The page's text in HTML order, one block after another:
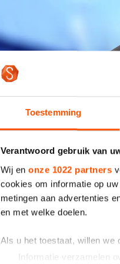
Toestemming
Verantwoord gebruik van
Wij en onze 1022 partners
cookies om informatie op
metingen aan advertenties
en met welke doelen.
Als u het toestaat, willen we
Informatie verzamelen